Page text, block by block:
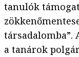
tanulók
a tanárok